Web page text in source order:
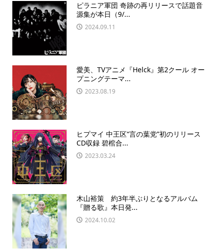
ピラニア軍団 奇跡の再リリースで話題音
源集が本日（9/...
2024.09.11
愛美、TVアニメ『Helck』第2クール オー
プニングテーマ...
2023.08.19
ヒプマイ 中王区“言の葉党”初のリリース
CD収録 碧棺合...
2023.03.24
木山裕策 約3年半ぶりとなるアルバム
『贈る歌』本日発...
2024.10.02